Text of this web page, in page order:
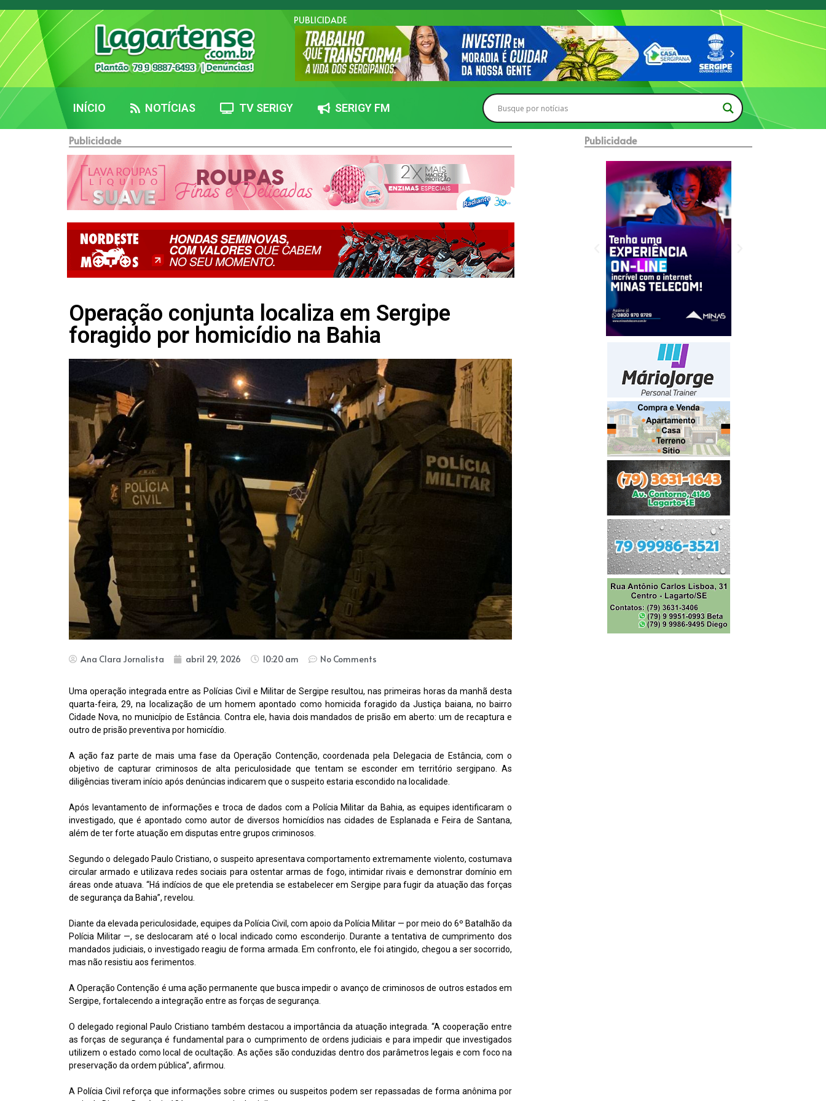
PUBLICIDADE
INÍCIO NOTÍCIAS TV SERIGY SERIGY FM
Publicidade
Operação conjunta localiza em Sergipe
foragido por homicídio na Bahia
Ana Clara Jornalista abril 29, 2026 10:20 am No Comments
Uma operação integrada entre as Polícias Civil e Militar de Sergipe resultou, nas primeiras horas da manhã desta
quarta-feira, 29, na localização de um homem apontado como homicida foragido da Justiça baiana, no bairro
Cidade Nova, no município de Estância. Contra ele, havia dois mandados de prisão em aberto: um de recaptura e
outro de prisão preventiva por homicídio.
A ação faz parte de mais uma fase da Operação Contenção, coordenada pela Delegacia de Estância, com o
objetivo de capturar criminosos de alta periculosidade que tentam se esconder em território sergipano. As
diligências tiveram início após denúncias indicarem que o suspeito estaria escondido na localidade.
Após levantamento de informações e troca de dados com a Polícia Militar da Bahia, as equipes identificaram o
investigado, que é apontado como autor de diversos homicídios nas cidades de Esplanada e Feira de Santana,
além de ter forte atuação em disputas entre grupos criminosos.
Segundo o delegado Paulo Cristiano, o suspeito apresentava comportamento extremamente violento, costumava
circular armado e utilizava redes sociais para ostentar armas de fogo, intimidar rivais e demonstrar domínio em
áreas onde atuava. “Há indícios de que ele pretendia se estabelecer em Sergipe para fugir da atuação das forças
de segurança da Bahia”, revelou.
Diante da elevada periculosidade, equipes da Polícia Civil, com apoio da Polícia Militar — por meio do 6º Batalhão da
Polícia Militar —, se deslocaram até o local indicado como esconderijo. Durante a tentativa de cumprimento dos
mandados judiciais, o investigado reagiu de forma armada. Em confronto, ele foi atingido, chegou a ser socorrido,
mas não resistiu aos ferimentos.
A Operação Contenção é uma ação permanente que busca impedir o avanço de criminosos de outros estados em
Sergipe, fortalecendo a integração entre as forças de segurança.
O delegado regional Paulo Cristiano também destacou a importância da atuação integrada. “A cooperação entre
as forças de segurança é fundamental para o cumprimento de ordens judiciais e para impedir que investigados
utilizem o estado como local de ocultação. As ações são conduzidas dentro dos parâmetros legais e com foco na
preservação da ordem pública”, afirmou.
A Polícia Civil reforça que informações sobre crimes ou suspeitos podem ser repassadas de forma anônima por
Publicidade